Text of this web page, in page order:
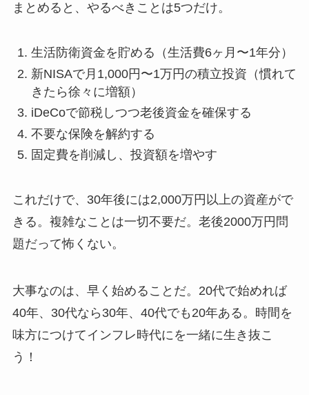
まとめると、やるべきことは5つだけ。
生活防衛資金を貯める（生活費6ヶ月〜1年分）
新NISAで月1,000円〜1万円の積立投資（慣れて
きたら徐々に増額）
iDeCoで節税しつつ老後資金を確保する
不要な保険を解約する
固定費を削減し、投資額を増やす
これだけで、30年後には2,000万円以上の資産がで
きる。複雑なことは一切不要だ。老後2000万円問
題だって怖くない。
大事なのは、早く始めることだ。20代で始めれば
40年、30代なら30年、40代でも20年ある。時間を
味方につけてインフレ時代にを一緒に生き抜こ
う！